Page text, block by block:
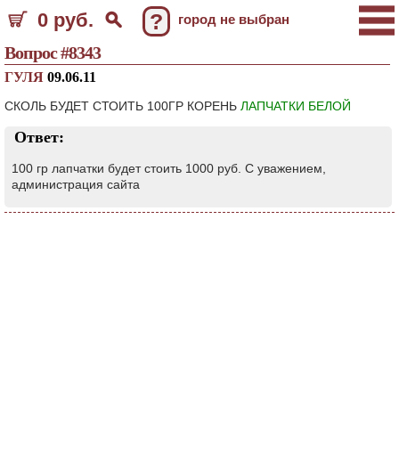
0 руб. ? город не выбран
Вопрос #8343
ГУЛЯ 09.06.11
СКОЛЬ БУДЕТ СТОИТЬ 100ГР КОРЕНЬ ЛАПЧАТКИ БЕЛОЙ
Ответ:
100 гр лапчатки будет стоить 1000 руб. С уважением,
администрация сайта